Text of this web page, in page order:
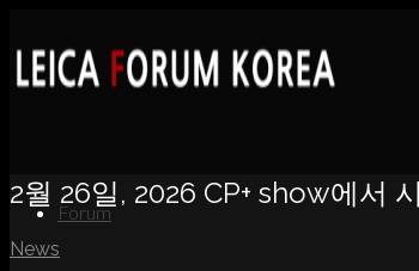
Forum
2월 26일, 2026 CP+ show에서
News